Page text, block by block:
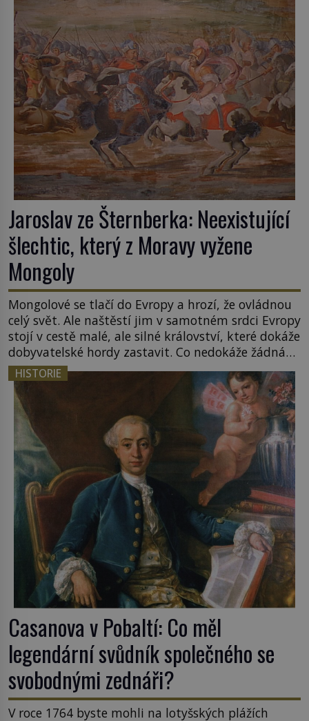
nejstarší známý analogový počítač na světě. Přesto
ani po více než sto letech výzkumu […]
Jaroslav ze Šternberka: Neexistující
šlechtic, který z Moravy vyžene
Mongoly
Mongolové se tlačí do Evropy a hrozí, že ovládnou
celý svět. Ale naštěstí jim v samotném srdci Evropy
stojí v cestě malé, ale silné království, které dokáže
dobyvatelské hordy zastavit. Co nedokáže žádná
z asijských říší, co nedokážou Němci – to dokáže
český král. Nebo že by ne? Mongolové od roku 1223
postupují podél Kaspického a Azovského moře, […]
HISTORIE
Casanova v Pobaltí: Co měl
legendární svůdník společného se
svobodnými zednáři?
V roce 1764 byste mohli na lotyšských plážích